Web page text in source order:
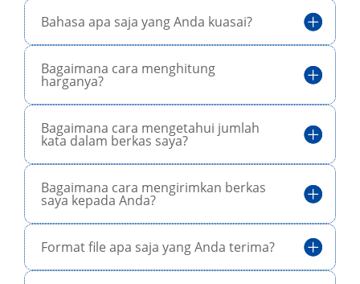
Bahasa apa saja yang Anda kuasai?
Bagaimana cara menghitung
harganya?
Bagaimana cara mengetahui jumlah
kata dalam berkas saya?
Bagaimana cara mengirimkan berkas
saya kepada Anda?
Format file apa saja yang Anda terima?